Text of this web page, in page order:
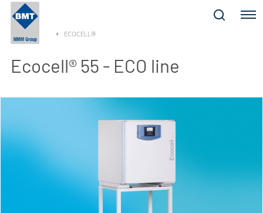
Menu
ECOCELL®
Ecocell® 55 - ECO line